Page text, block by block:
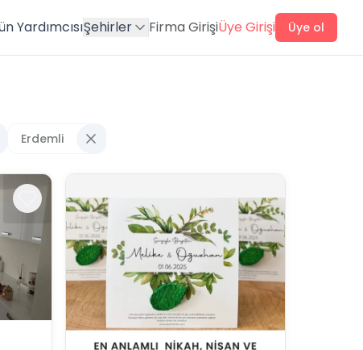
YardımcısıŞehirler Firma GirişiÜye Girişi Üye ol
Erdemli